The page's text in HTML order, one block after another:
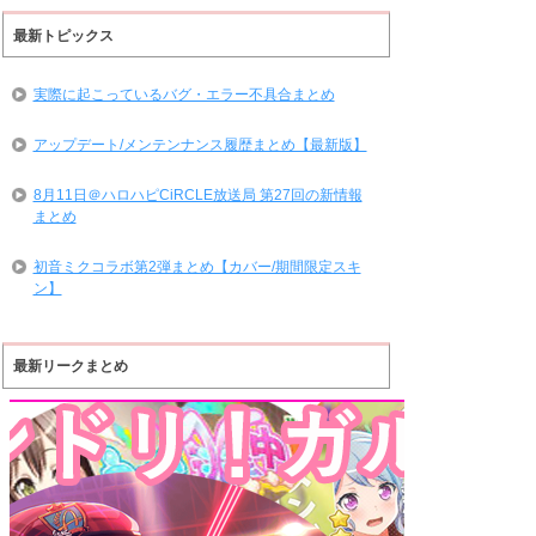
最新トピックス
実際に起こっているバグ・エラー不具合まとめ
アップデート/メンテンナンス履歴まとめ【最新版】
8月11日＠ハロハピCiRCLE放送局 第27回の新情報
まとめ
初音ミクコラボ第2弾まとめ【カバー/期間限定スキ
ン】
最新リークまとめ